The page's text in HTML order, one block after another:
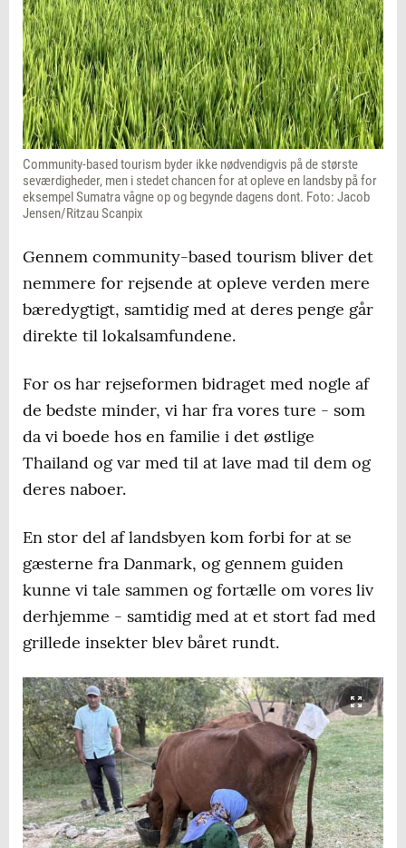
Community-based tourism byder ikke nødvendigvis på de største
seværdigheder, men i stedet chancen for at opleve en landsby på for
eksempel Sumatra vågne op og begynde dagens dont. Foto: Jacob
Jensen/Ritzau Scanpix
Gennem community-based tourism bliver det
nemmere for rejsende at opleve verden mere
bæredygtigt, samtidig med at deres penge går
direkte til lokalsamfundene.
For os har rejseformen bidraget med nogle af
de bedste minder, vi har fra vores ture - som
da vi boede hos en familie i det østlige
Thailand og var med til at lave mad til dem og
deres naboer.
En stor del af landsbyen kom forbi for at se
gæsterne fra Danmark, og gennem guiden
kunne vi tale sammen og fortælle om vores liv
derhjemme - samtidig med at et stort fad med
grillede insekter blev båret rundt.